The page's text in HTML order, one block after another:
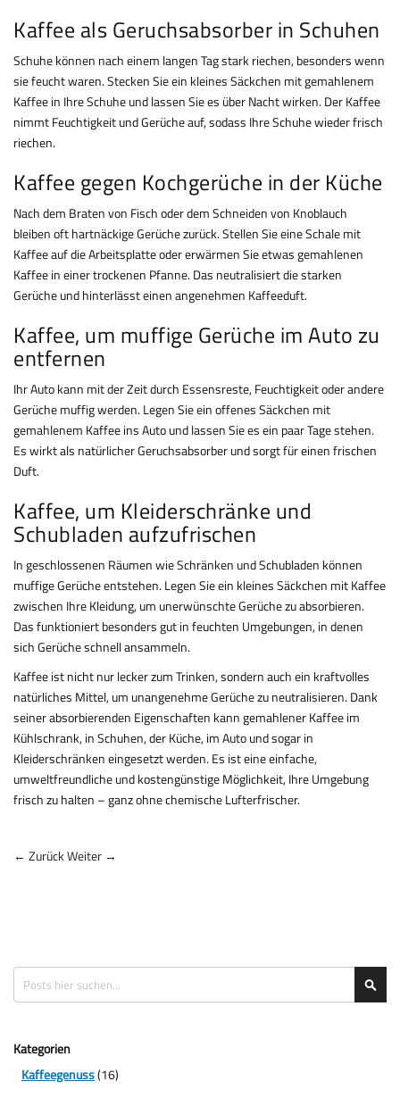
Kaffee als Geruchsabsorber in Schuhen
Schuhe können nach einem langen Tag stark riechen, besonders wenn
sie feucht waren. Stecken Sie ein kleines Säckchen mit gemahlenem
Kaffee in Ihre Schuhe und lassen Sie es über Nacht wirken. Der Kaffee
nimmt Feuchtigkeit und Gerüche auf, sodass Ihre Schuhe wieder frisch
riechen.
Kaffee gegen Kochgerüche in der Küche
Nach dem Braten von Fisch oder dem Schneiden von Knoblauch
bleiben oft hartnäckige Gerüche zurück. Stellen Sie eine Schale mit
Kaffee auf die Arbeitsplatte oder erwärmen Sie etwas gemahlenen
Kaffee in einer trockenen Pfanne. Das neutralisiert die starken
Gerüche und hinterlässt einen angenehmen Kaffeeduft.
Kaffee, um muffige Gerüche im Auto zu
entfernen
Ihr Auto kann mit der Zeit durch Essensreste, Feuchtigkeit oder andere
Gerüche muffig werden. Legen Sie ein offenes Säckchen mit
gemahlenem Kaffee ins Auto und lassen Sie es ein paar Tage stehen.
Es wirkt als natürlicher Geruchsabsorber und sorgt für einen frischen
Duft.
Kaffee, um Kleiderschränke und
Schubladen aufzufrischen
In geschlossenen Räumen wie Schränken und Schubladen können
muffige Gerüche entstehen. Legen Sie ein kleines Säckchen mit Kaffee
zwischen Ihre Kleidung, um unerwünschte Gerüche zu absorbieren.
Das funktioniert besonders gut in feuchten Umgebungen, in denen
sich Gerüche schnell ansammeln.
Kaffee ist nicht nur lecker zum Trinken, sondern auch ein kraftvolles
natürliches Mittel, um unangenehme Gerüche zu neutralisieren. Dank
seiner absorbierenden Eigenschaften kann gemahlener Kaffee im
Kühlschrank, in Schuhen, der Küche, im Auto und sogar in
Kleiderschränken eingesetzt werden. Es ist eine einfache,
umweltfreundliche und kostengünstige Möglichkeit, Ihre Umgebung
frisch zu halten – ganz ohne chemische Lufterfrischer.
← ZurückWeiter →
Suche
Kategorien
Kaffeegenuss(16)